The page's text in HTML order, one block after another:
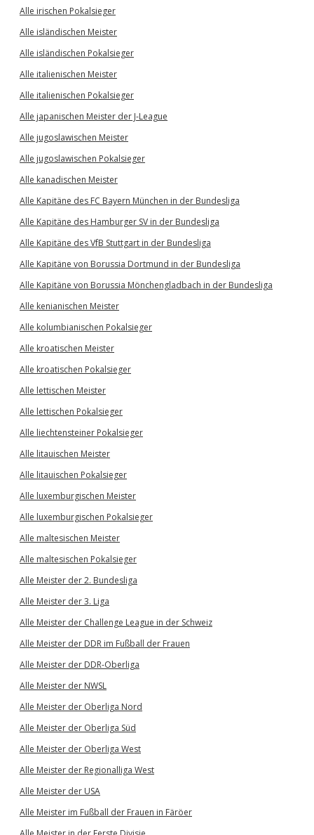
Alle irischen Pokalsieger
Alle isländischen Meister
Alle isländischen Pokalsieger
Alle italienischen Meister
Alle italienischen Pokalsieger
Alle japanischen Meister der J-League
Alle jugoslawischen Meister
Alle jugoslawischen Pokalsieger
Alle kanadischen Meister
Alle Kapitäne des FC Bayern München in der Bundesliga
Alle Kapitäne des Hamburger SV in der Bundesliga
Alle Kapitäne des VfB Stuttgart in der Bundesliga
Alle Kapitäne von Borussia Dortmund in der Bundesliga
Alle Kapitäne von Borussia Mönchengladbach in der Bundesliga
Alle kenianischen Meister
Alle kolumbianischen Pokalsieger
Alle kroatischen Meister
Alle kroatischen Pokalsieger
Alle lettischen Meister
Alle lettischen Pokalsieger
Alle liechtensteiner Pokalsieger
Alle litauischen Meister
Alle litauischen Pokalsieger
Alle luxemburgischen Meister
Alle luxemburgischen Pokalsieger
Alle maltesischen Meister
Alle maltesischen Pokalsieger
Alle Meister der 2. Bundesliga
Alle Meister der 3. Liga
Alle Meister der Challenge League in der Schweiz
Alle Meister der DDR im Fußball der Frauen
Alle Meister der DDR-Oberliga
Alle Meister der NWSL
Alle Meister der Oberliga Nord
Alle Meister der Oberliga Süd
Alle Meister der Oberliga West
Alle Meister der Regionalliga West
Alle Meister der USA
Alle Meister im Fußball der Frauen in Färöer